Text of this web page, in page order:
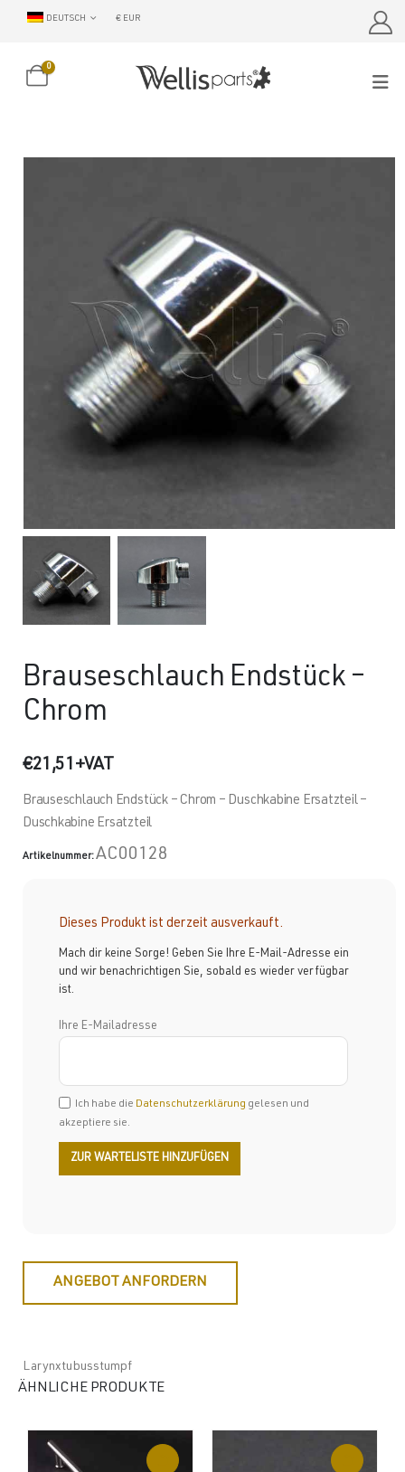
DEUTSCH € EUR
0
Brauseschlauch Endstück –
Chrom
€21,51 +VAT
Brauseschlauch Endstück – Chrom – Duschkabine Ersatzteil –
Duschkabine Ersatzteil
Artikelnummer:AC00128
Dieses Produkt ist derzeit ausverkauft.
Mach dir keine Sorge! Geben Sie Ihre E-Mail-Adresse ein
und wir benachrichtigen Sie, sobald es wieder verfügbar
ist.
Ihre E-Mailadresse
Ich habe die Datenschutzerklärung gelesen und
akzeptiere sie.
ANGEBOT ANFORDERN
Larynxtubusstumpf
ÄHNLICHE PRODUKTE